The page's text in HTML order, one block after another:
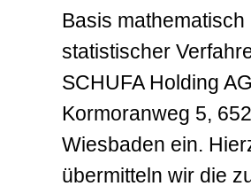
Basis mathematisch
statistischer
SCHUFA Holding
Kormoranweg 5,
Wiesbaden ein.
übermitteln wir die